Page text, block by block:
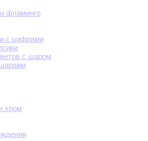
фламинго
с цифрами
с шаром
хром